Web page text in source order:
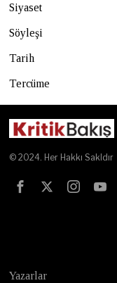
Siyaset
Söyleşi
Tarih
Tercüme
© 2024. Her Hakkı Sakldır
Yazarlar